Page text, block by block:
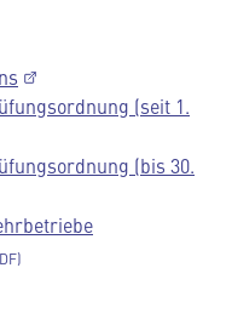
(seit 1.
(bis 30.